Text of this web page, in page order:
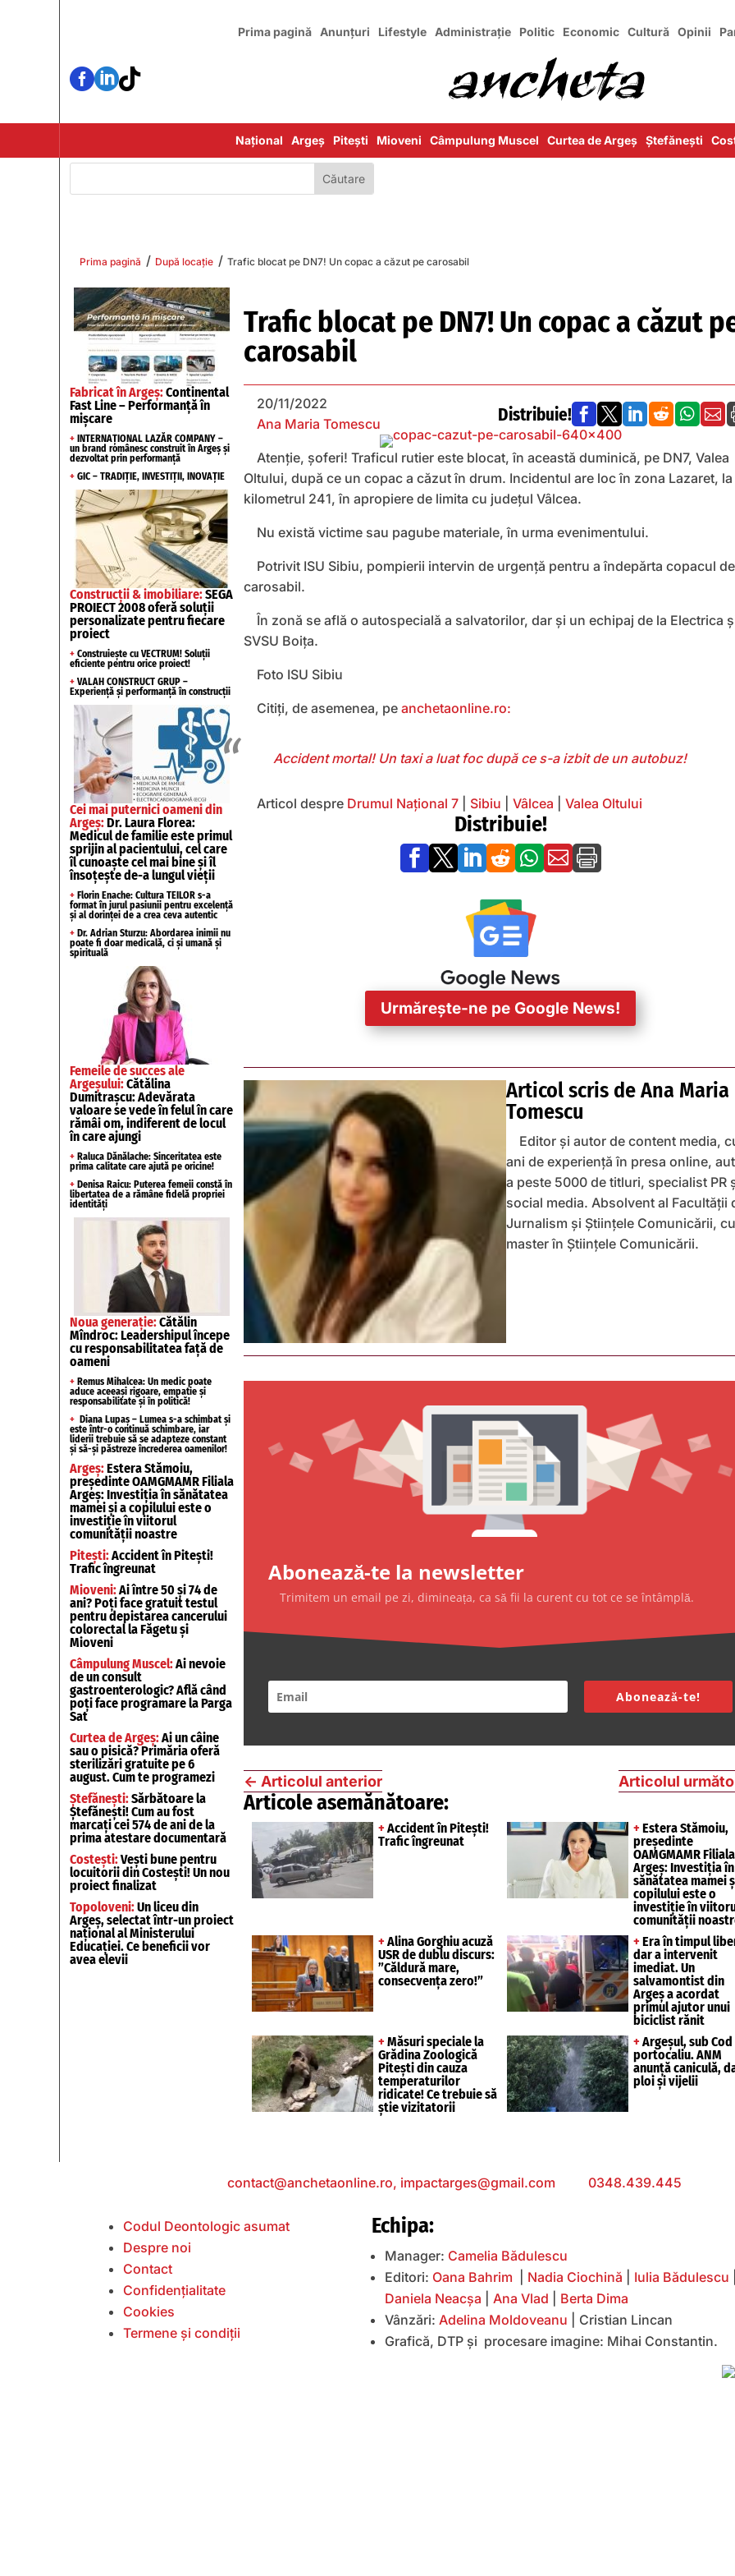
Prima pagină Anunțuri Lifestyle Administrație Politic Economic Cultură Opinii

Național Argeș Pitești Mioveni Câmpulung Muscel Curtea de Argeș Ștefănești
Prima pagină / După locație / Trafic blocat pe DN7! Un copac a căzut pe carosabil
Fabricat în Argeș:Continental
Fast Line – Performanță în
mișcare
+ INTERNAȚIONAL LAZĂR COMPANY –
un brand românesc construit în Argeș și
dezvoltat prin performanță
+ GIC – TRADIȚIE, INVESTIȚII, INOVAȚIE
Construcții & imobiliare:SEGA
PROIECT 2008 oferă soluții
personalizate pentru fiecare
proiect
+ Construiește cu VECTRUM! Soluții
eficiente pentru orice proiect!
+ VALAH CONSTRUCT GRUP –
Experiență și performanță în construcții
Cei mai puternici oameni din
Argeș:Dr. Laura Florea:
Medicul de familie este primul
sprijin al pacientului, cel care
îl cunoaște cel mai bine și îl
însoțește de-a lungul vieții
+ Florin Enache: Cultura TEILOR s-a
format în jurul pasiunii pentru excelență
și al dorinței de a crea ceva autentic
+ Dr. Adrian Sturzu: Abordarea inimii nu
poate fi doar medicală, ci și umană și
spirituală
Femeile de succes ale
Argeșului:Cătălina
Dumitrașcu: Adevărata
valoare se vede în felul în care
rămâi om, indiferent de locul
în care ajungi
+ Raluca Dănălache: Sinceritatea este
prima calitate care ajută pe oricine!
+ Denisa Raicu: Puterea femeii constă în
libertatea de a rămâne fidelă propriei
identități
Noua generație:Cătălin
Mîndroc: Leadershipul începe
cu responsabilitatea față de
oameni
+ Remus Mihalcea: Un medic poate
aduce aceeași rigoare, empatie și
responsabilitate și în politică!
+ Diana Lupaș – Lumea s-a schimbat și
este într-o continuă schimbare, iar
liderii trebuie să se adapteze constant
și să-și păstreze încrederea oamenilor!
Argeș:Estera Stămoiu,
președinte OAMGMAMR Filiala
Argeș: Investiția în sănătatea
mamei și a copilului este o
investiție în viitorul
comunității noastre
Pitești:Accident în Pitești!
Trafic îngreunat
Mioveni:Ai între 50 și 74 de
ani? Poți face gratuit testul
pentru depistarea cancerului
colorectal la Făgetu și
Mioveni
Câmpulung Muscel:Ai nevoie
de un consult
gastroenterologic? Află când
poți face programare la Parga
Sat
Curtea de Argeș:Ai un câine
sau o pisică? Primăria oferă
sterilizări gratuite pe 6
august. Cum te programezi
Ștefănești:Sărbătoare la
Ștefănești! Cum au fost
marcați cei 574 de ani de la
prima atestare documentară
Costești:Vești bune pentru
locuitorii din Costești! Un nou
proiect finalizat
Topoloveni:Un liceu din
Argeș, selectat într-un proiect
național al Ministerului
Educației. Ce beneficii vor
avea elevii
Trafic blocat pe DN7! Un copac a căzut
carosabil
20/11/2022
Ana Maria Tomescu
Distribuie!      
Atenție, șoferi! Traficul rutier este blocat, în această duminică, pe DN7, Valea
Oltului, după ce un copac a căzut în drum. Incidentul are loc în zona Lazaret, la
kilometrul 241, în apropiere de limita cu judeţul Vâlcea.
Nu există victime sau pagube materiale, în urma evenimentului.
Potrivit ISU Sibiu, pompierii intervin de urgență pentru a îndepărta copacul
carosabil.
În zonă se află o autospecială a salvatorilor, dar și un echipaj de la Electrica
SVSU Boița.
Foto ISU Sibiu
Citiți, de asemenea, pe anchetaonline.ro:
Accident mortal! Un taxi a luat foc după ce s-a izbit de un autobuz!
Articol despre Drumul Național 7 Sibiu Vâlcea Valea Oltului
Distribuie!
      
Urmărește-ne pe Google News!
Articol scris deAna Maria
Tomescu
Editor și autor de content media,
ani de experiență în presa online,
a peste 5000 de titluri, specialist PR
social media. Absolvent al Facultății
Jurnalism și Științele Comunicării, cu
master în Științele Comunicării.
Abonează-te la newsletter
Trimitem un email pe zi, dimineața, ca să fii la curent cu tot ce se întâmplă.
Abonează-te!
← Articolul anterior Articolul
Articole asemănătoare:
+ Accident în Pitești!
Trafic îngreunat
+ Estera Stămoiu,
președinte
OAMGMAMR Filiala
Argeș: Investiția în
sănătatea mamei
copilului este o
investiție în
comunității
+ Alina Gorghiu acuză
USR de dublu discurs:
”Căldură mare,
consecvența zero!”
+ Era în timpul
dar a intervenit
imediat. Un
salvamontist din
Argeș a acordat
primul ajutor unui
biciclist rănit
+ Măsuri speciale la
Grădina Zoologică
Pitești din cauza
temperaturilor
ridicate! Ce trebuie să
știe vizitatorii
+ Argeșul, sub Cod
portocaliu. ANM
anunță caniculă,
ploi și vijelii
: e-mail:contact@anchetaonline.ro, impactarges@gmail.com 0348.439.445
Codul Deontologic asumat
Despre noi
Contact
Confidențialitate
Cookies
Termene și condiții
Echipa:
Manager: Camelia Bădulescu
Editori: Oana Bahrim Nadia Ciochină Iulia Bădulescu
Daniela Neacșa
Ana Vlad
Berta Dima
Vânzări: Adelina Moldoveanu | Cristian Lincan
Grafică, DTP și procesare imagine: Mihai Constantin.